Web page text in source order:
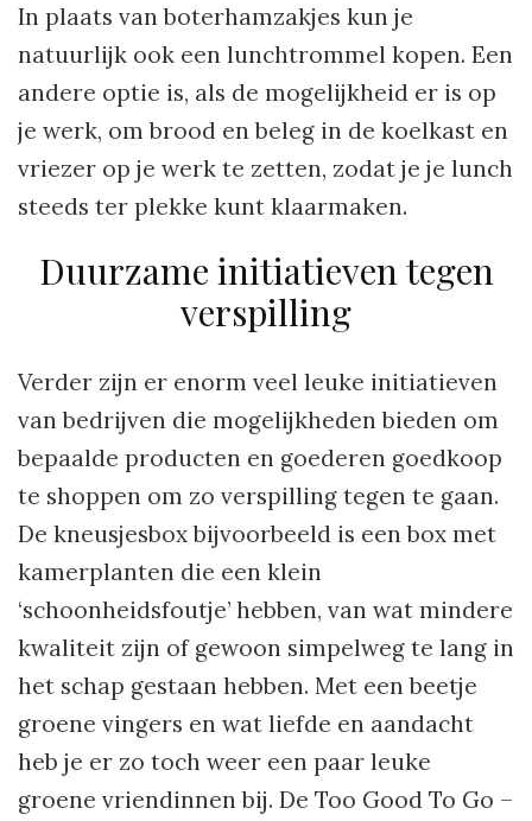
In plaats van boterhamzakjes kun je
natuurlijk ook een lunchtrommel kopen. Een
andere optie is, als de mogelijkheid er is op
je werk, om brood en beleg in de koelkast en
vriezer op je werk te zetten, zodat je je lunch
steeds ter plekke kunt klaarmaken.
Duurzame initiatieven tegen
verspilling
Verder zijn er enorm veel leuke initiatieven
van bedrijven die mogelijkheden bieden om
bepaalde producten en goederen goedkoop
te shoppen om zo verspilling tegen te gaan.
De kneusjesbox bijvoorbeeld is een box met
kamerplanten die een klein
‘schoonheidsfoutje’ hebben, van wat mindere
kwaliteit zijn of gewoon simpelweg te lang in
het schap gestaan hebben. Met een beetje
groene vingers en wat liefde en aandacht
heb je er zo toch weer een paar leuke
groene vriendinnen bij. De Too Good To Go –